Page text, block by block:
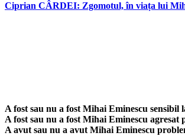
Ciprian CÂRDEI: Zgomotul, în viața lui
A fost sau nu a fost Mihai Eminescu sensibil
A fost sau nu a fost Mihai Eminescu agresat
A avut sau nu a avut Mihai Eminescu